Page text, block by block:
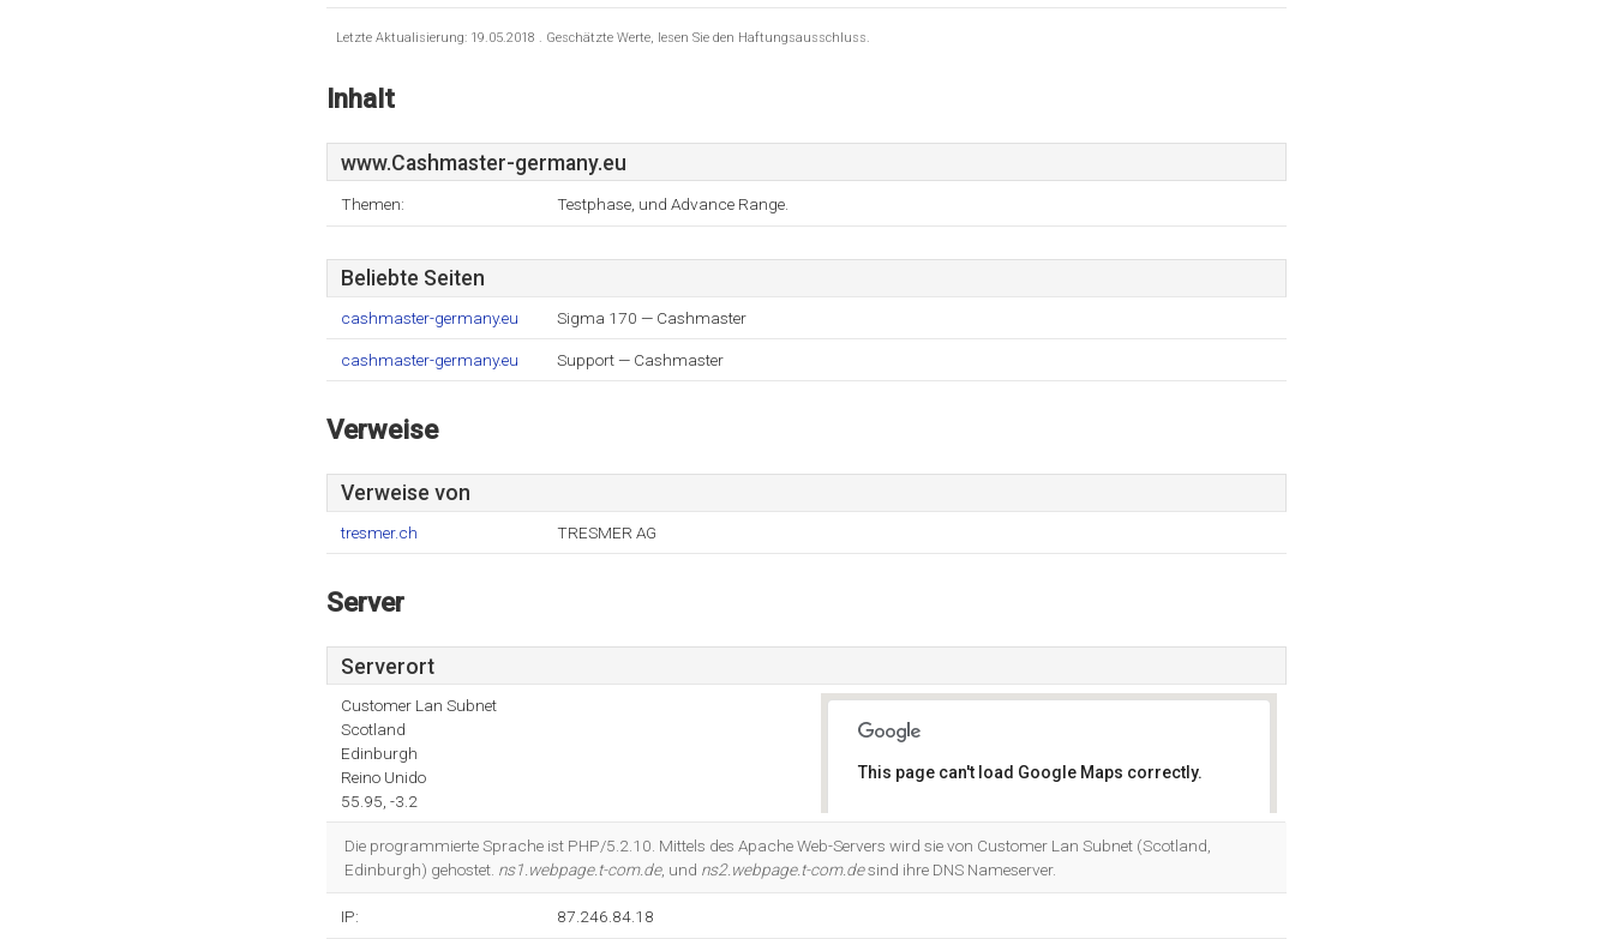
Letzte Aktualisierung: 19.05.2018 . Geschätzte Werte, lesen Sie den Haftungsausschluss.
Inhalt
www.Cashmaster-germany.eu
Themen: Testphase, und Advance Range.
Beliebte Seiten
cashmaster-germany.eu Sigma 170 — Cashmaster
cashmaster-germany.eu Support — Cashmaster
Verweise
Verweise von
tresmer.ch TRESMER AG
Server
Serverort
Customer Lan Subnet
Scotland
Edinburgh
Reino Unido
55.95, -3.2
This page can't load Google Maps correctly.
Die programmierte Sprache ist PHP/5.2.10. Mittels des Apache Web-Servers wird sie von Customer Lan Subnet (Scotland,
Edinburgh) gehostet. ns1.webpage.t-com.de, und ns2.webpage.t-com.desind ihre DNS Nameserver.
IP: 87.246.84.18